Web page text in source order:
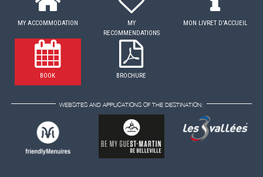
MY ACCOMMODATION
MY
RECOMMENDATIONS
MON LIVRET D'ACCUEIL
BOOK BROCHURE
WEBSITES AND APPLICATIONS OF THE DESTINATION: